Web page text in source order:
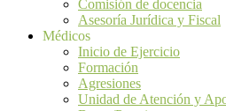
Comisión de docencia
Asesoría Jurídica y Fiscal
Médicos
Inicio de Ejercicio
Formación
Agresiones
Unidad de Atención y